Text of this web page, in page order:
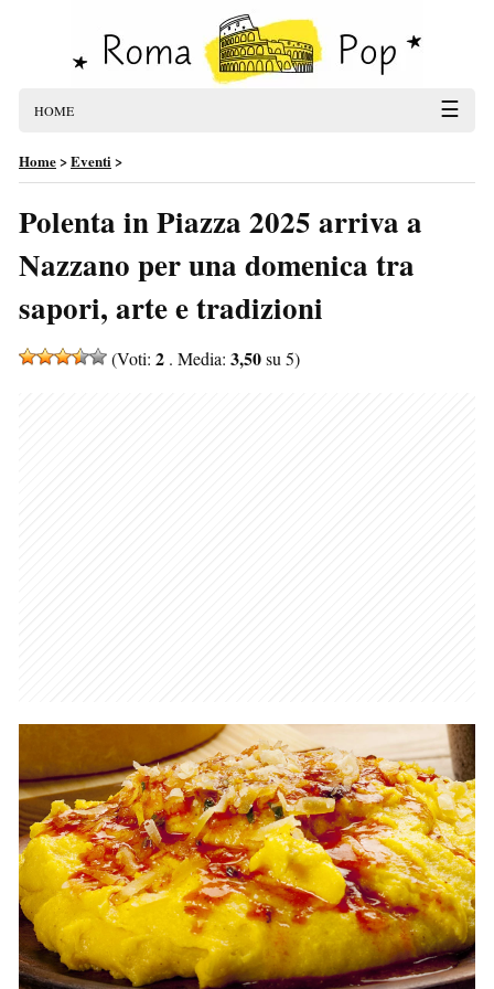
HOME ☰
Home>Eventi>
Polenta in Piazza 2025 arriva a
Nazzano per una domenica tra
sapori, arte e tradizioni
(Voti: 2 . Media: 3,50su 5)